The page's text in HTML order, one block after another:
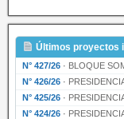
Últimos proyectos
N° 427/26 · BLOQUE SOMOS
N° 426/26 · PRESIDENCIA
N° 425/26 · PRESIDENCIA
N° 424/26 · PRESIDENCIA